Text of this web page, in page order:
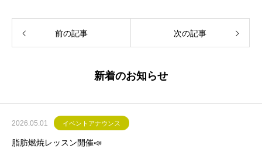
前の記事 次の記事
新着のお知らせ
2026.05.01 イベントアナウンス
脂肪燃焼レッスン開催📣